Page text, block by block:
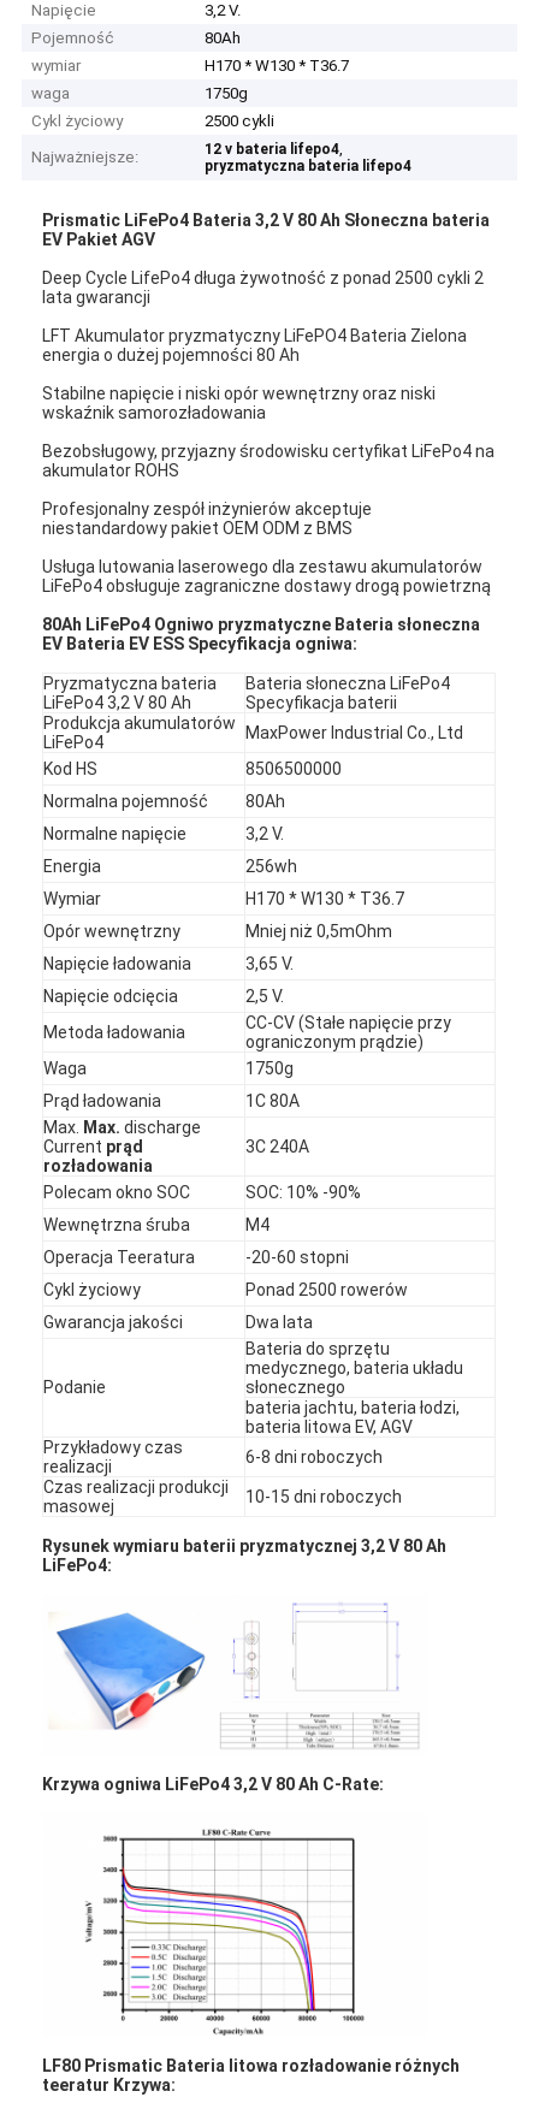
Produkty
Kontrola jakości
Skontaktuj się z nami
Czatuj teraz
Bateria litowa LiFePO4
Akumulatory litowo-jonowe
Bateria litowo-polimerowa
Baterie do przechowywania energii
Napięcie
3,2 V.
Pojemność
80Ah
wymiar
H170 * W130 * T36.7
waga
1750g
Cykl życiowy
2500 cykli
Najważniejsze:
12 v bateria lifepo4,
pryzmatyczna bateria lifepo4
Prismatic LiFePo4 Bateria 3,2 V 80 Ah Słoneczna bateria
EV Pakiet AGV
Deep Cycle LifePo4 długa żywotność z ponad 2500 cykli 2
lata gwarancji
LFT Akumulator pryzmatyczny LiFePO4 Bateria Zielona
energia o dużej pojemności 80 Ah
Stabilne napięcie i niski opór wewnętrzny oraz niski
wskaźnik samorozładowania
Bezobsługowy, przyjazny środowisku certyfikat LiFePo4 na
akumulator ROHS
Profesjonalny zespół inżynierów akceptuje
niestandardowy pakiet OEM ODM z BMS
Usługa lutowania laserowego dla zestawu akumulatorów
LiFePo4 obsługuje zagraniczne dostawy drogą powietrzną
80Ah LiFePo4 Ogniwo pryzmatyczne Bateria słoneczna
EV Bateria EV ESS Specyfikacja ogniwa:
Pryzmatyczna bateria
LiFePo4 3,2 V 80 Ah
Bateria słoneczna LiFePo4
Specyfikacja baterii
Produkcja akumulatorów
LiFePo4
MaxPower Industrial Co., Ltd
Kod HS
8506500000
Normalna pojemność
80Ah
Normalne napięcie
3,2 V.
Energia
256wh
Wymiar
H170 * W130 * T36.7
Opór wewnętrzny
Mniej niż 0,5mOhm
Napięcie ładowania
3,65 V.
Napięcie odcięcia
2,5 V.
Metoda ładowania
CC-CV (Stałe napięcie przy
ograniczonym prądzie)
Waga
1750g
Prąd ładowania
1C 80A
Max. Max. discharge
Current prąd
rozładowania
3C 240A
Polecam okno SOC
SOC: 10% -90%
Wewnętrzna śruba
M4
Operacja Teeratura
-20-60 stopni
Cykl życiowy
Ponad 2500 rowerów
Gwarancja jakości
Dwa lata
Podanie
Bateria do sprzętu
medycznego, bateria układu
słonecznego
bateria jachtu, bateria łodzi,
bateria litowa EV, AGV
Przykładowy czas
realizacji
6-8 dni roboczych
Czas realizacji produkcji
masowej
10-15 dni roboczych
Rysunek wymiaru baterii pryzmatycznej 3,2 V 80 Ah
LiFePo4:
Krzywa ogniwa LiFePo4 3,2 V 80 Ah C-Rate:
LF80 Prismatic Bateria litowa rozładowanie różnych
teeratur Krzywa: